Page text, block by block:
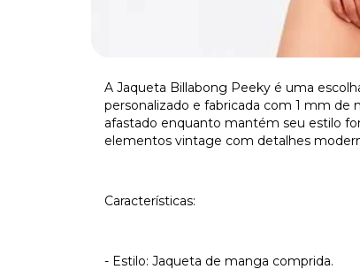
A Jaqueta Billabong Peeky é uma
personalizado e fabricada com 1 mm
afastado enquanto mantém seu estilo
elementos vintage com detalhes
Características:
- Estilo: Jaqueta de manga comprida.